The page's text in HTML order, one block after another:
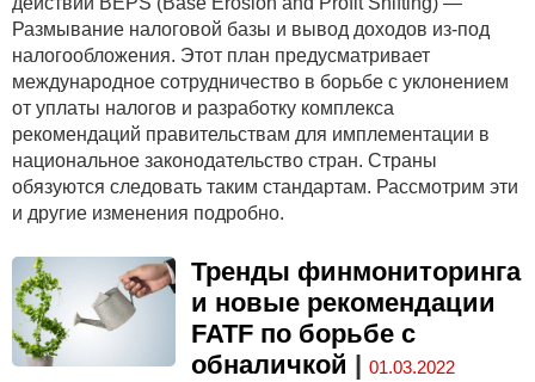
Размывание налоговой базы и вывод доходов из-под
налогообложения. Этот план предусматривает
международное сотрудничество в борьбе с уклонением
от уплаты налогов и разработку комплекса
рекомендаций правительствам для имплементации в
национальное законодательство стран. Страны
обязуются следовать таким стандартам. Рассмотрим эти
и другие изменения подробно.
Тренды финмониторинга
и новые рекомендации
FATF по борьбе с
обналичкой
01.03.2022